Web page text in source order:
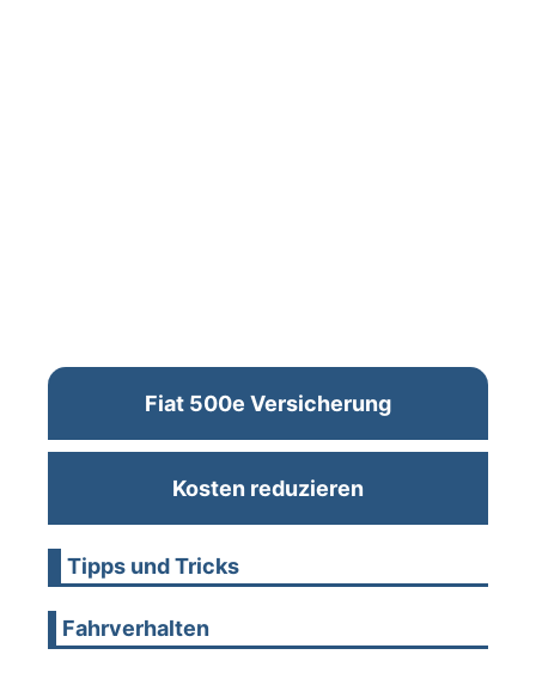
Fiat 500e Versicherung
Kosten reduzieren
Tipps und Tricks
Fahrverhalten